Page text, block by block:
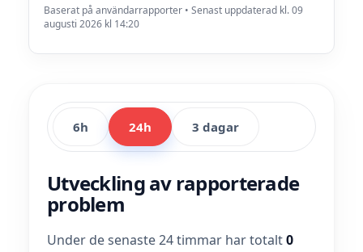
Baserat på användarrapporter • Senast uppdaterad kl. 09
augusti 2026 kl 14:20
6h 24h 3 dagar
Utveckling av rapporterade
problem
Under de senaste 24 timmar har totalt0